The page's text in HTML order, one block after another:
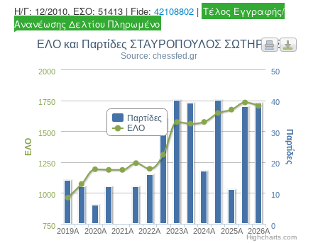
Η/Γ: 12/2010, ΕΣΟ: 51413 | Fide: 42108802 | Τέλος Εγγραφής/
Ανανέωσης Δελτίου Πληρωμένο
ΕΛΟ και Παρτίδες ΣΤΑΥΡΟΠΟΥΛΟΣ ΣΩΤΗΡΙΟΣ
Source: chessfed.gr
Παρτίδες
ΕΛΟ
2019A 2020A 2021A 2022A 2023Α 2024A 2025A 2026A
1000
750
1250
1500
1750
2000
ΕΛΟ
0
10
20
30
40
50
Παρτίδες
Highcharts.com